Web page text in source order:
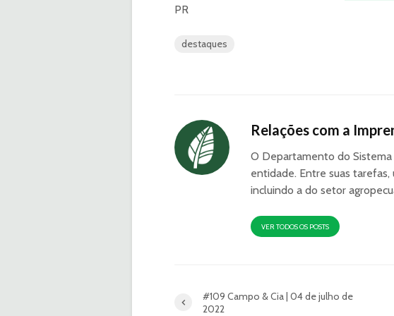
PR
destaques
Relações com a
O Departamento do
entidade. Entre suas
incluindo a do setor
VER TODOS OS POSTS
#109 Campo & Cia | 04 de julho de
2022